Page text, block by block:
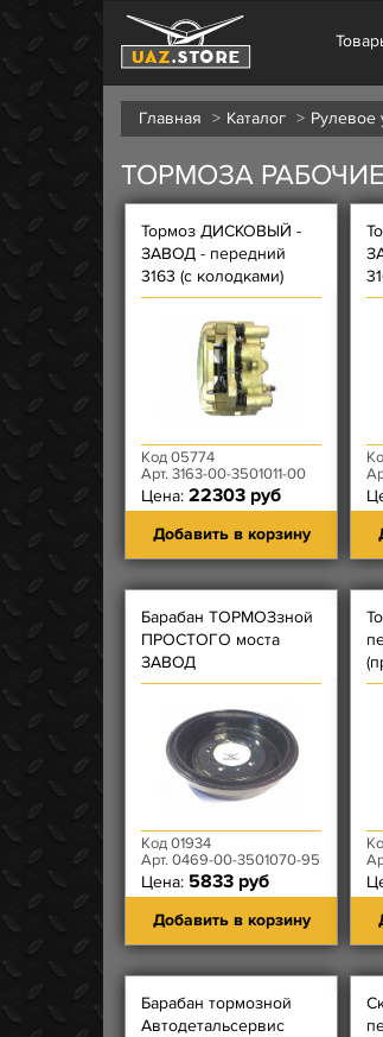
Главная Каталог Рулевое
ТОРМОЗА РАБОЧИЕ
Тормоз ДИСКОВЫЙ -
ЗАВОД - передний
3163 (с колодками)
левый под АБС
Код 05774
Арт. 3163-00-3501011-00
Цена: 22303 руб
Добавить в корзину
Барабан ТОРМОЗзной
ПРОСТОГО моста
ЗАВОД
Код 01934
Арт. 0469-00-3501070-95
Цена: 5833 руб
Добавить в корзину
Барабан тормозной
Автодетальсервис